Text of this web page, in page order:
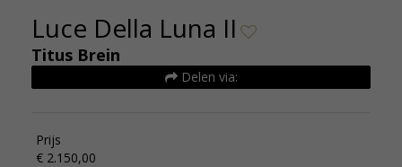
Luce Della Luna II
Titus Brein
Delen via:
Prijs
€ 2.150,00